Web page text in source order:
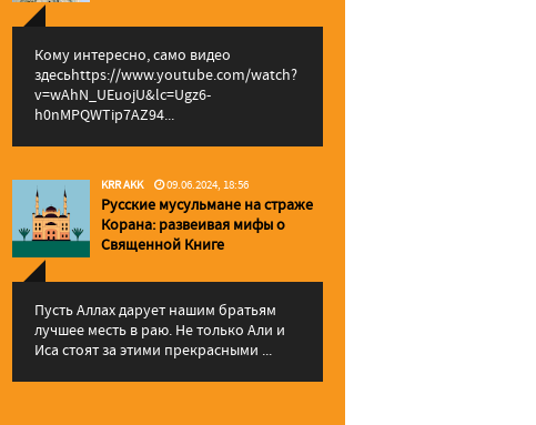
Кому интересно, само видео
здесьhttps://www.youtube.com/watch?
v=wAhN_UEuojU&lc=Ugz6-
h0nMPQWTip7AZ94...
KRR AKK 09.06.2024, 18:56
Русские мусульмане на страже
Корана: pазвеивая мифы о
Священной Книге
Пусть Аллах дарует нашим братьям
лучшее месть в раю. Не только Али и
Иса стоят за этими прекрасными ...